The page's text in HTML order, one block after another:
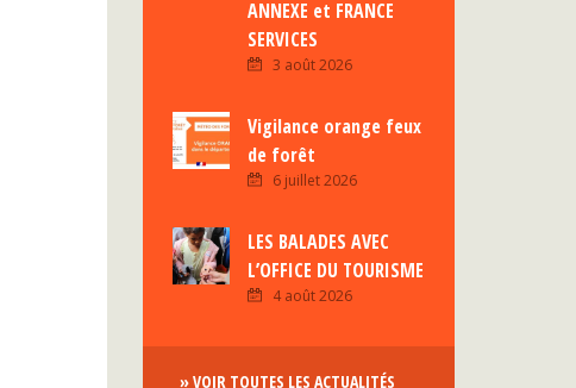
ANNEXE et FRANCE
SERVICES
3 août 2026
Vigilance orange feux
de forêt
6 juillet 2026
LES BALADES AVEC
L’OFFICE DU TOURISME
4 août 2026
» VOIR TOUTES LES ACTUALITÉS